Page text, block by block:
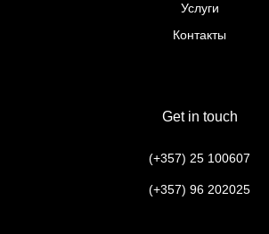
Get in touch
Услуги
Контакты
(+357) 25 100607
(+357) 96 202025